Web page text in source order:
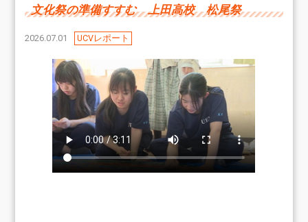
文化祭の準備すすむ 上田高校 松尾祭
2026.07.01 UCVレポート